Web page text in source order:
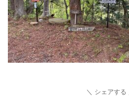
シェアする